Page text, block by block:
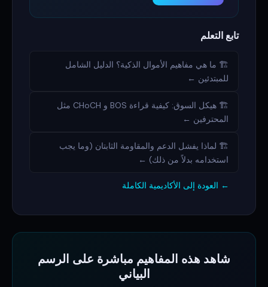
تابع التعلم
🏗️ ما هي مفاهيم الأموال الذكية؟ الدليل الشامل
للمبتدئين ←
🏗️ هيكل السوق: كيفية قراءة BOS و CHoCH مثل
المحترفين ←
🏗️ لماذا يفشل الدعم والمقاومة الثابتان (وما يجب
استخدامه بدلاً من ذلك) ←
← العودة إلى الأكاديمية الكاملة
شاهد هذه المفاهيم مباشرة على الرسم
البياني